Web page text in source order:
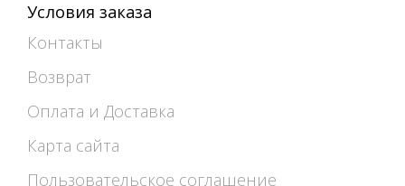
Условия заказа
Контакты
Возврат
Оплата и Доставка
Карта сайта
Пользовательское соглашение